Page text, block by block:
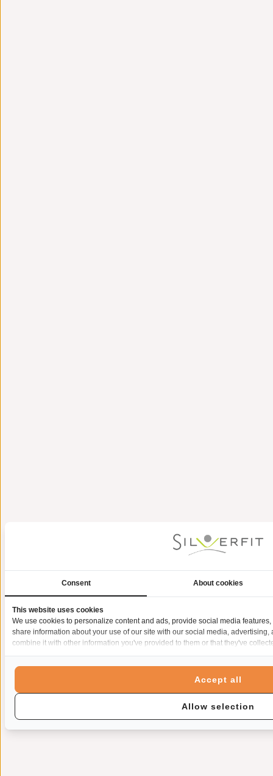
Consent About cookies
This website uses cookies
We use cookies to personalize content and ads, provide social media
share information about your use of our site with our social media,
combine it with other information you've provided to them or that they've
Allow selection
Accept all